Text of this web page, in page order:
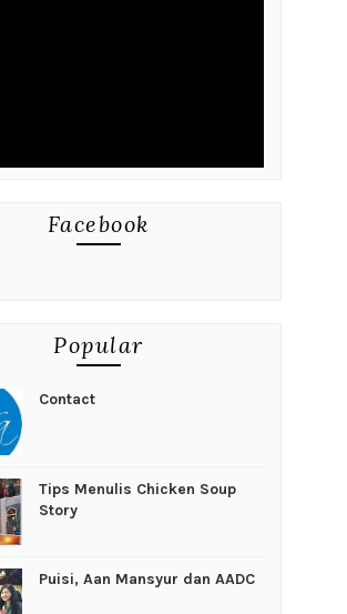
Facebook
Popular
Contact
Tips Menulis Chicken Soup
Story
Puisi, Aan Mansyur dan AADC